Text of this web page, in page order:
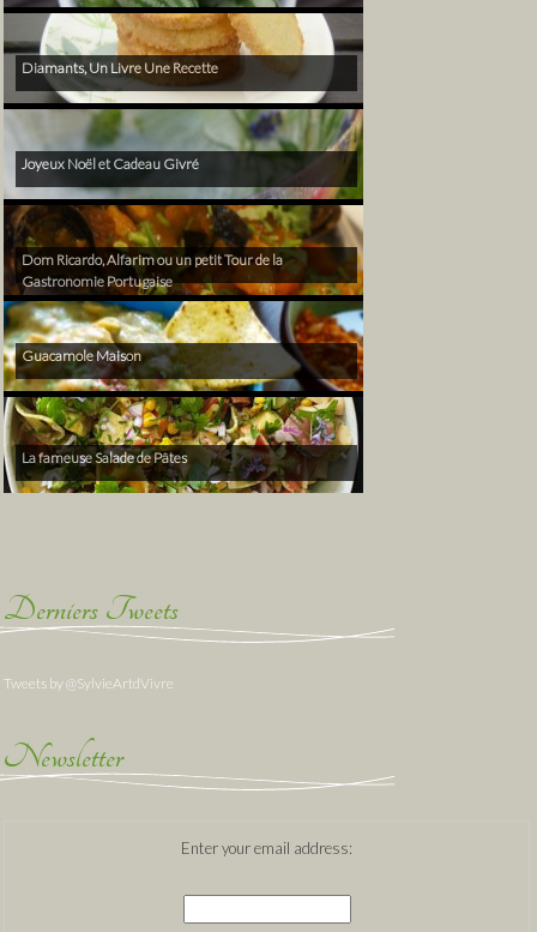
Diamants, Un Livre Une Recette
Joyeux Noël et Cadeau Givré
Dom Ricardo, Alfarim ou un petit Tour de la
Gastronomie Portugaise
Guacamole Maison
La fameuse Salade de Pâtes
Derniers Tweets
Tweets by @SylvieArtdVivre
Newsletter
Enter your email address: